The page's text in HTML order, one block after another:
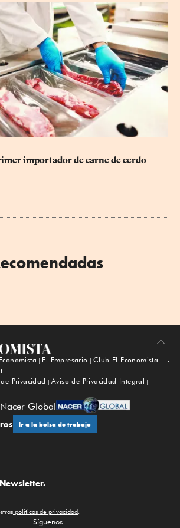
importador de carne de cerdo
Subir
El Empresario
Club El Economista
Privacidad
Aviso de Privacidad Integral
Global
Ir a la bolsa de trabajo
Newsletter.
políticas de privacidad.
Síguenos